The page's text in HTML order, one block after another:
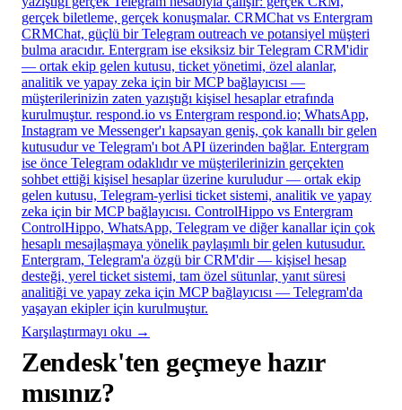
gerçek biletleme, gerçek konuşmalar. CRMChat vs Entergram
CRMChat, güçlü bir Telegram outreach ve potansiyel müşteri
bulma aracıdır. Entergram ise eksiksiz bir Telegram CRM'idir
— ortak ekip gelen kutusu, ticket yönetimi, özel alanlar,
analitik ve yapay zeka için bir MCP bağlayıcısı —
müşterilerinizin zaten yazıştığı kişisel hesaplar etrafında
kurulmuştur. respond.io vs Entergram respond.io; WhatsApp,
Instagram ve Messenger'ı kapsayan geniş, çok kanallı bir gelen
kutusudur ve Telegram'ı bot API üzerinden bağlar. Entergram
ise önce Telegram odaklıdır ve müşterilerinizin gerçekten
sohbet ettiği kişisel hesaplar üzerine kuruludur — ortak ekip
gelen kutusu, Telegram-yerlisi ticket sistemi, analitik ve yapay
zeka için bir MCP bağlayıcısı. ControlHippo vs Entergram
ControlHippo, WhatsApp, Telegram ve diğer kanallar için çok
hesaplı mesajlaşmaya yönelik paylaşımlı bir gelen kutusudur.
Entergram, Telegram'a özgü bir CRM'dir — kişisel hesap
desteği, yerel ticket sistemi, tam özel sütunlar, yanıt süresi
analitiği ve yapay zeka için MCP bağlayıcısı — Telegram'da
yaşayan ekipler için kurulmuştur.
Karşılaştırmayı oku →
Zendesk'ten geçmeye hazır
mısınız?